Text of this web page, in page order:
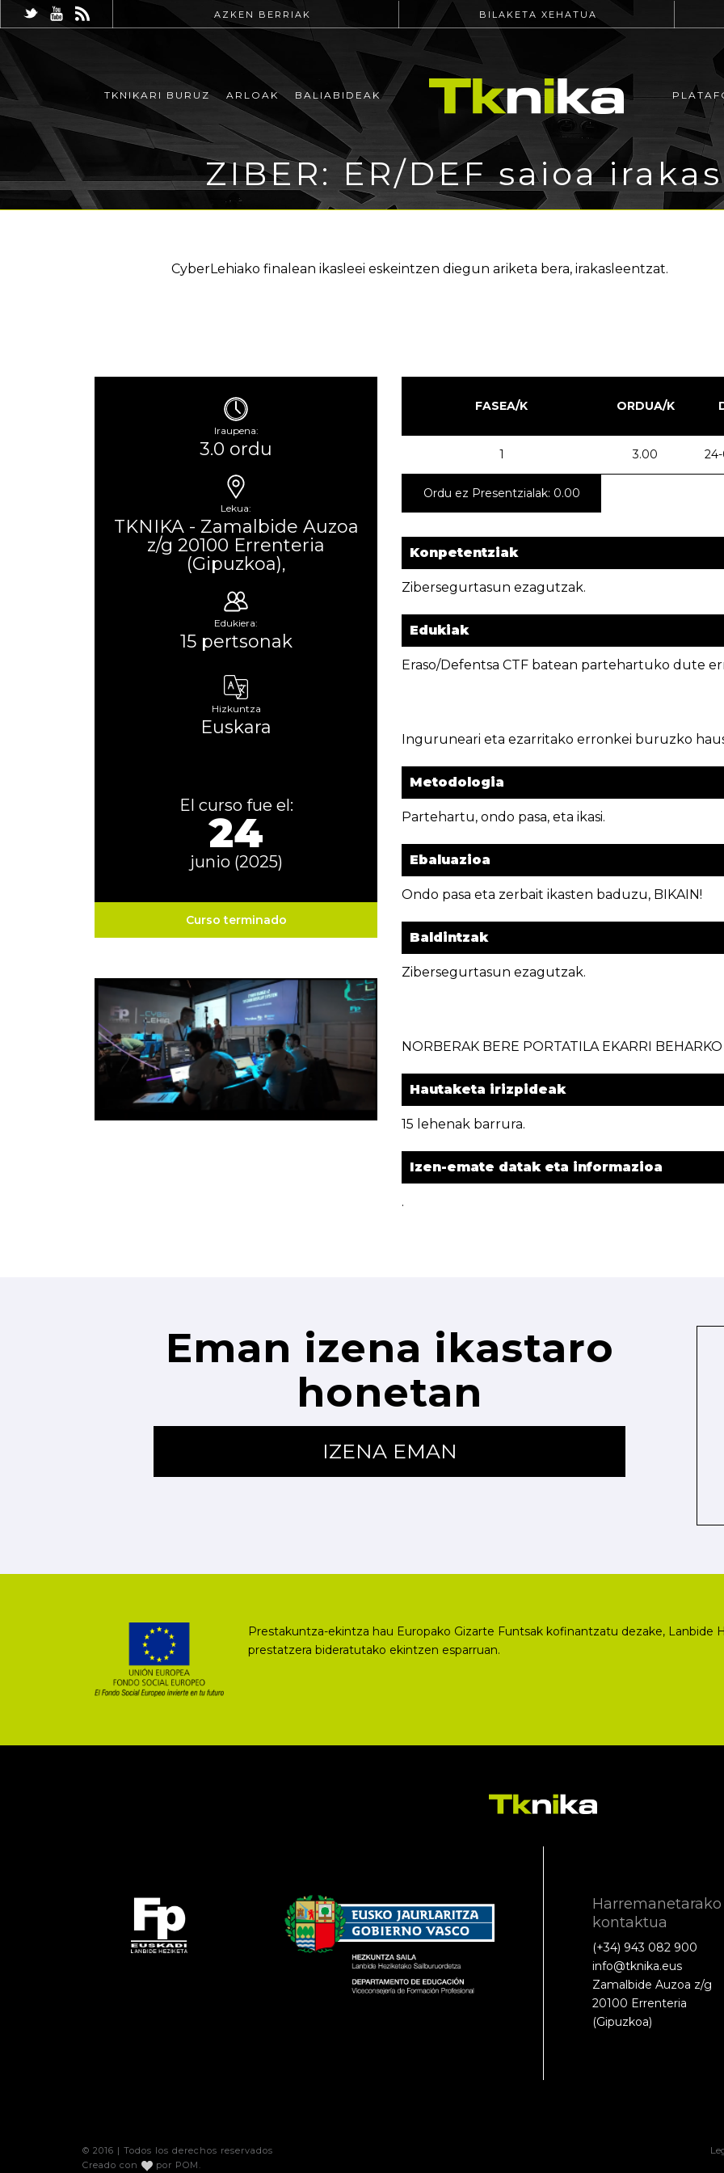
AZKEN BERRIAK BILAKETA XEHATUA
TKNIKARI BURUZ ARLOAK BALIABIDEAK
ZIBER: ER/DEF saioa
CyberLehiako finalean ikasleei eskeintzen diegun ariketa bera, irakasleentzat.
Iraupena:
3.0 ordu
Lekua:
TKNIKA - Zamalbide Auzoa
z/g 20100 Errenteria
(Gipuzkoa),
Edukiera:
15 pertsonak
Hizkuntza
Euskara
El curso fue el:
24
junio (2025)
Curso terminado
FASEA/K ORDUA/K
1 3.00
Ordu ez Presentzialak: 0.00
Konpetentziak
Zibersegurtasun ezagutzak.
Edukiak
Eraso/Defentsa CTF batean partehartuko dute
Inguruneari eta ezarritako erronkei buruzko
Metodologia
Partehartu, ondo pasa, eta ikasi.
Ebaluazioa
Ondo pasa eta zerbait ikasten baduzu, BIKAIN!
Baldintzak
Zibersegurtasun ezagutzak.
NORBERAK BERE PORTATILA EKARRI
Hautaketa irizpideak
15 lehenak barrura.
Izen-emate datak eta informazioa
.
Eman izena ikastaro
honetan
IZENA EMAN
Prestakuntza-ekintza hau Europako Gizarte Funtsak kofinantzatu dezake, Lanbide
prestatzera bideratutako ekintzen esparruan.
Harremanetarako
kontaktua
(+34) 943 082 900
info@tknika.eus
Zamalbide Auzoa z/g
20100 Errenteria
(Gipuzkoa)
© 2016 | Todos los derechos reservados
Creado con
por POM .